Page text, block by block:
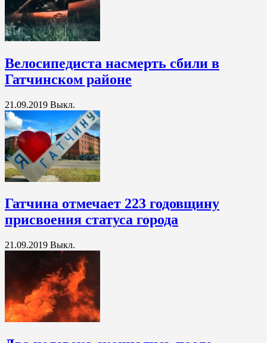
Велосипедиста насмерть сбили в
Гатчинском районе
21.09.2019 Выкл.
Гатчина отмечает 223 годовщину
присвоения статуса города
21.09.2019 Выкл.